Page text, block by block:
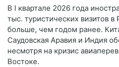
В I квартале 2026 года
тыс. туристических визитов
больше, чем годом ранее.
Саудовская Аравия и Индия
несмотря на кризис
Востоке.